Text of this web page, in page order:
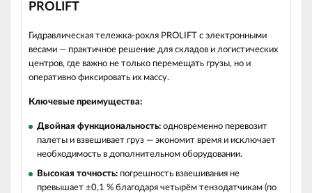
PROLIFT
Гидравлическая тележка‑рохля PROLIFT с электронными
весами — практичное решение для складов и логистических
центров, где важно не только перемещать грузы, но и
оперативно фиксировать их массу.
Ключевые преимущества:
Двойная функциональность: одновременно перевозит
палеты и взвешивает груз — экономит время и исключает
необходимость в дополнительном оборудовании.
Высокая точность: погрешность взвешивания не
превышает ±0,1 % благодаря четырём тензодатчикам (по